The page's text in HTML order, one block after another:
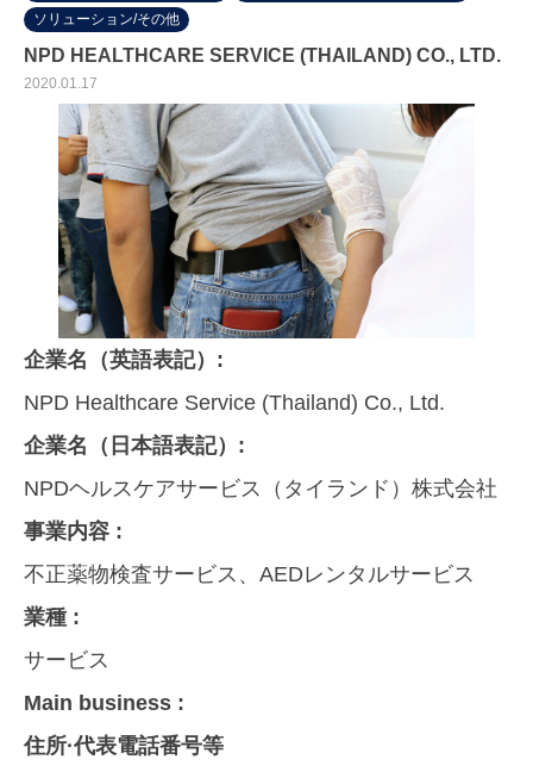
ソリューション/その他
NPD HEALTHCARE SERVICE (THAILAND) CO., LTD.
2020.01.17
企業名（英語表記）:
NPD Healthcare Service (Thailand) Co., Ltd.
企業名（日本語表記）:
NPDヘルスケアサービス（タイランド）株式会社
事業内容 :
不正薬物検査サービス、AEDレンタルサービス
業種 :
サービス
Main business :
住所·代表電話番号等